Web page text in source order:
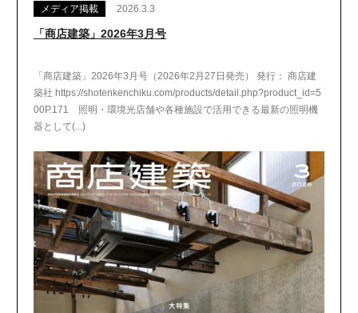
メディア掲載 2026.3.3
「商店建築」2026年3月号
「商店建築」2026年3月号（2026年2月27日発売） 発行： 商店建
築社 https://shotenkenchiku.com/products/detail.php?product_id=5
00P.171 照明・環境光店舗や各種施設で活用できる最新の照明機
器として(...)